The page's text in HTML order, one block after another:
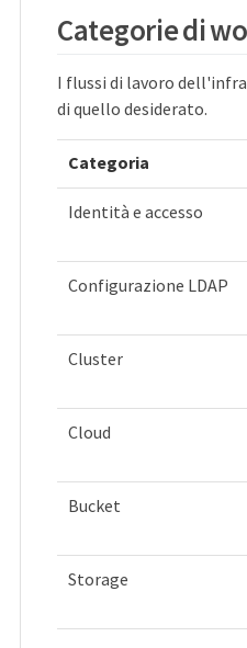
Categorie di
I flussi di lavoro
di quello desiderato.
Categoria
Identità e accesso
Configurazione LDAP
Cluster
Cloud
Bucket
Storage